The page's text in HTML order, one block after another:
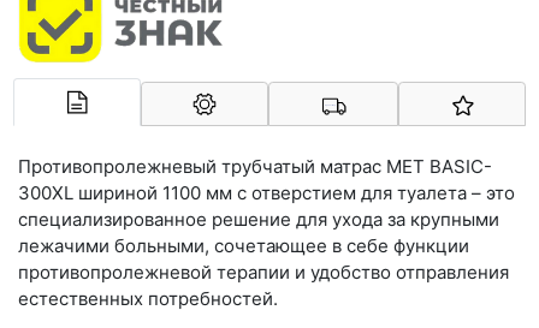
Арконт-Мед
Противопролежневый трубчатый матрас MET BASIC-
300XL шириной 1100 мм с отверстием для туалета – это
специализированное решение для ухода за крупными
лежачими больными, сочетающее в себе функции
противопролежневой терапии и удобство отправления
естественных потребностей.